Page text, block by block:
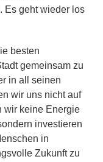
Es geht wieder los
besten
gemeinsam zu
in all seinen
wir uns nicht auf
wir keine Energie
investieren
in
Zukunft zu